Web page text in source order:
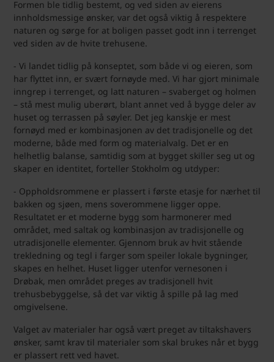
Formen ble tidlig bestemt, og ved siden av eierens
innholdsmessige ønsker, var det også viktig å respektere
naturen og sørge for at boligen passet godt inn i terrenget
ved siden av de hvite trehusene.
- Vi landet tidlig på konseptet, som både vi og eieren, som
har flyttet inn, er svært fornøyde med. Vi har gjort minimale
inngrep i terrenget, og latt naturen – svaberget og holmen
– stå mest mulig uberørt, blant annet ved å bygge deler av
huset og terrassen på søyler. Det jeg kanskje er mest
fornøyd med er kombinasjonen av det tradisjonelle og det
moderne, både med form og materialvalg. Det er en
helhetlig balanse, samtidig som at bygget skiller seg ut og
skaper en identitet, forteller Stokholm og utdyper:
- Oppholdsrommene er plassert i første etasje for nærhet til
bakken og sjøen, mens soverommene ligger oppe.
Resultatet er et moderne bygg som harmonerer med
området, med saltak og kombinasjon av tradisjonelle og
utradisjonelle elementer. Gjennom bruk av hvit stående
trekledning og tegl i farger som speiler lokale bygninger,
skapes en helhet. Huset ligger utenfor vernesonen i
Drøbak, men området preges av tradisjonell hvit
trehusbebyggelse, så det var viktig å spille på lag med
omgivelsene.
Valget av materialer har også vært preget av tiltakshavers
ønsker, samt krav til materialer som skal brukes når et bygg
er plassert rett ved havet.